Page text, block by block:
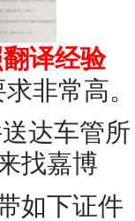
译经验
非常高
达车管所
找嘉博
如下证件